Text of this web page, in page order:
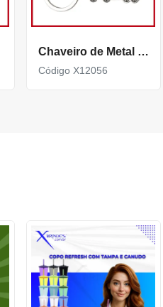
Chaveiro de Metal Brilhante em formato caminhão X12056
Código X12056